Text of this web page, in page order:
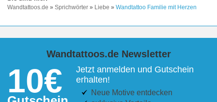
Wandtattoos.de » Sprichwörter » Liebe » Wandtattoo Familie mit Herzen
Wandtattoos.de Newsletter
10€
Jetzt anmelden und Gutschein
erhalten!
Neue Motive entdecken